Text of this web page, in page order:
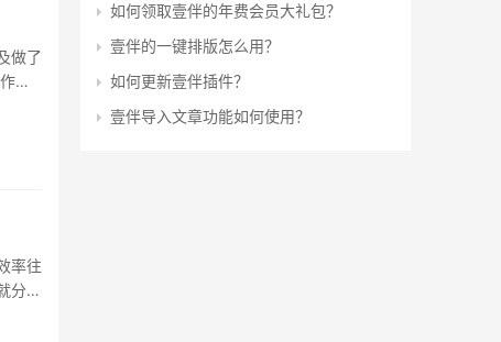
做了
汇
率往
分享
如何领取壹伴的年费会员大礼包？
壹伴的一键排版怎么用？
如何更新壹伴插件？
壹伴导入文章功能如何使用？